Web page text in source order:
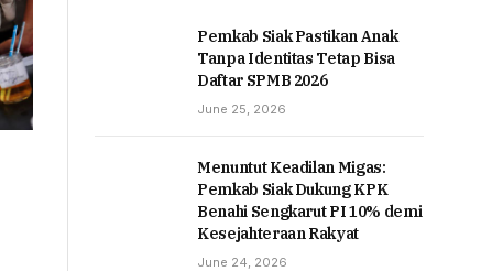
Pemkab Siak Pastikan Anak
Tanpa Identitas Tetap Bisa
Daftar SPMB 2026
June 25, 2026
Menuntut Keadilan Migas:
Pemkab Siak Dukung KPK
Benahi Sengkarut PI 10% demi
Kesejahteraan Rakyat
June 24, 2026